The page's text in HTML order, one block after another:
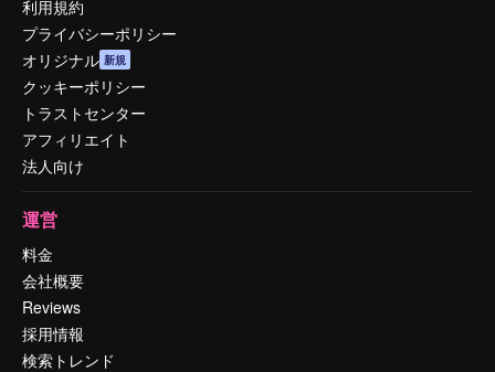
利用規約
プライバシーポリシー
オリジナル 新規
クッキーポリシー
トラストセンター
アフィリエイト
法人向け
運営
料金
会社概要
Reviews
採用情報
検索トレンド